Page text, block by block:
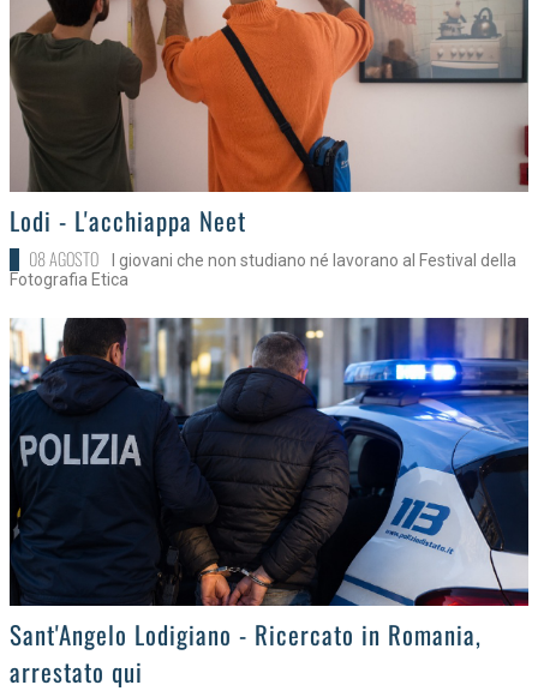
>Lodi - L'acchiappa Neet
08 AGOSTO
I giovani che non studiano né lavorano al Festival della
Fotografia Etica
>
Sant'Angelo Lodigiano - Ricercato in Romania,
arrestato qui